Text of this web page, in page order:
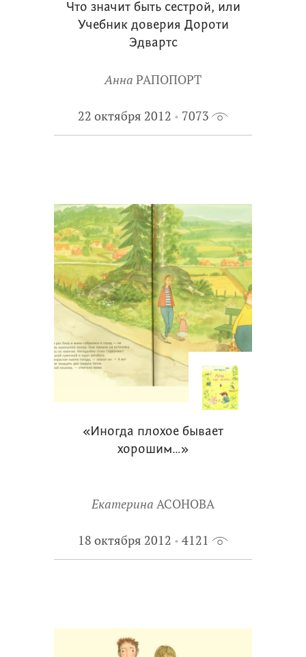
Что значит быть сестрой, или
Учебник доверия Дороти
Эдвартс
Анна РАПОПОРТ
22 октября 2012 7073
«Иногда плохое бывает
хорошим…»
Екатерина АСОНОВА
18 октября 2012 4121